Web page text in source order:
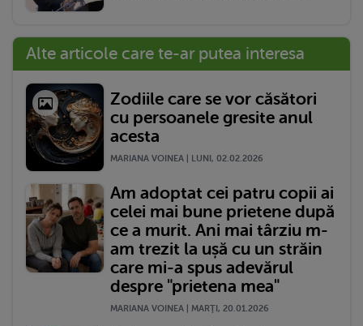
Alte articole care te-ar putea interesa
Zodiile care se vor căsători
cu persoanele gresite anul
acesta
MARIANA VOINEA | LUNI, 02.02.2026
Am adoptat cei patru copii ai
celei mai bune prietene după
ce a murit. Ani mai târziu m-
am trezit la ușă cu un străin
care mi-a spus adevărul
despre "prietena mea"
MARIANA VOINEA | MARŢI, 20.01.2026